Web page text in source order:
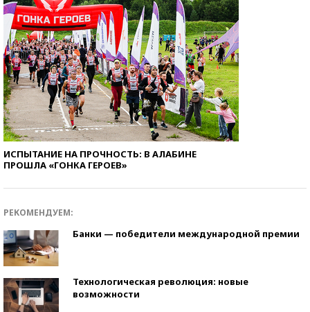
ИСПЫТАНИЕ НА ПРОЧНОСТЬ: В АЛАБИНЕ
ПРОШЛА «ГОНКА ГЕРОЕВ»
РЕКОМЕНДУЕМ:
Банки — победители международной премии
Технологическая революция: новые
возможности